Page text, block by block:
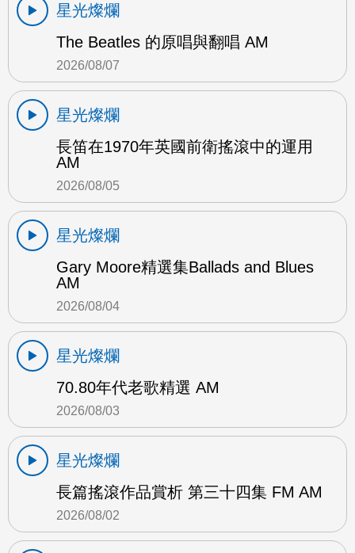
星光燦爛
The Beatles 的原唱與翻唱 AM
2026/08/07
星光燦爛
長笛在1970年英國前衛搖滾中的運用
AM
2026/08/05
星光燦爛
Gary Moore精選集Ballads and Blues
AM
2026/08/04
星光燦爛
70.80年代老歌精選 AM
2026/08/03
星光燦爛
長篇搖滾作品賞析 第三十四集 FM AM
2026/08/02